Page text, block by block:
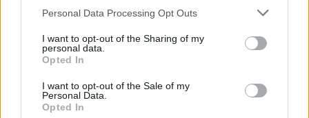
Personal Data Processing Opt Outs
I want to opt-out of the Sharing of my
personal data.
Opted In
I want to opt-out of the Sale of my
Personal Data.
Opted In
Semanas Internacionales
Años Internacionales
Qué se celebra el día de mi cumpleaños
Eventos internacionales de cultura